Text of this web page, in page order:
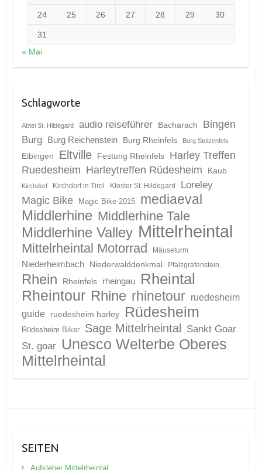
24 25 26 27 28 29 30
31
« Mai
Schlagworte
Abtei St. Hildegard audio reiseführer Bacharach
Bingen
Burg
Burg Reichenstein Burg Rheinfels Burg Stolzenfels
Eibingen Eltville Festung Rheinfels
Harley Treffen
Ruedesheim Harleytreffen Rüdesheim Kaub
Kirchdorf Kirchdorf in Tirol Kloster St. Hildegard Loreley
Magic Bike Magic Bike 2015 mediaeval
Middlerhine Middlerhine Tale
Middlerhine Valley Mittelrheintal
Mittelrheintal Motorrad Mäuseturm
Niederheimbach Niederwalddenkmal Pfalzgrafenstein
Rhein Rheinfels rheingau
Rheintal
Rheintour Rhine rhinetour ruedesheim
guide
ruedesheim harley Rüdesheim
Rüdesheim Biker Sage Mittelrheintal Sankt Goar
St. goar Unesco Welterbe Oberes
Mittelrheintal
SEITEN
Aufkleber Mittelrheintal